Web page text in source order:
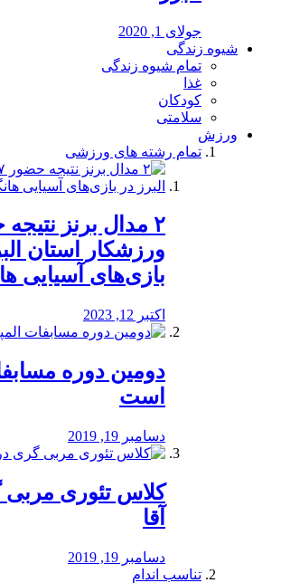
جولای 1, 2020
شیوه زندگی
تمام شیوه زندگی
غذا
کودکان
سلامتی
ورزش
تمام رشته های ورزشی
ورزشکار استان
بازی‌های آسیایی
اکتبر 12, 2023
دومین دوره
است
دسامبر 19, 2019
آقا
دسامبر 19, 2019
تناسب اندام